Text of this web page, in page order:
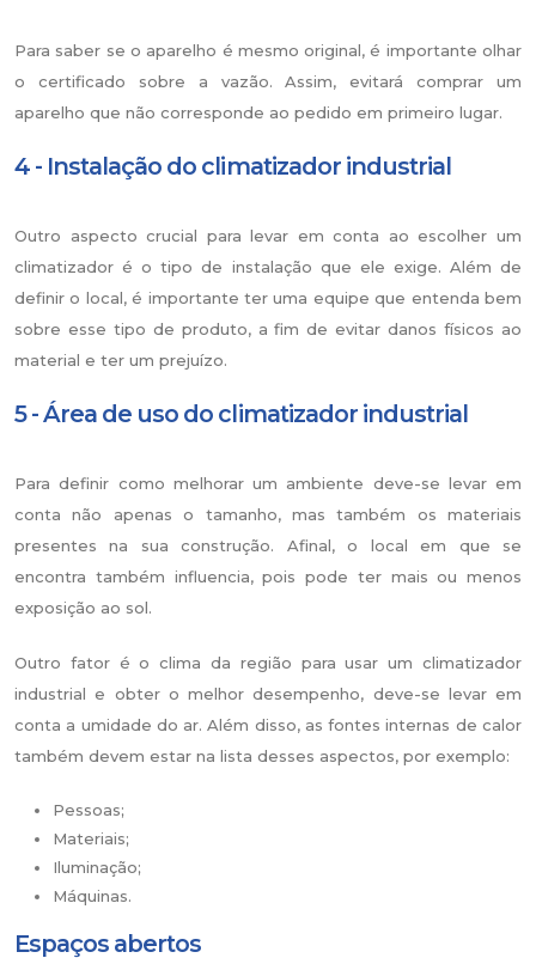
Para saber se o aparelho é mesmo original, é importante olhar
o certificado sobre a vazão. Assim, evitará comprar um
aparelho que não corresponde ao pedido em primeiro lugar.
4 - Instalação do climatizador industrial
Outro aspecto crucial para levar em conta ao escolher um
climatizador é o tipo de instalação que ele exige. Além de
definir o local, é importante ter uma equipe que entenda bem
sobre esse tipo de produto, a fim de evitar danos físicos ao
material e ter um prejuízo.
5 - Área de uso do climatizador industrial
Para definir como melhorar um ambiente deve-se levar em
conta não apenas o tamanho, mas também os materiais
presentes na sua construção. Afinal, o local em que se
encontra também influencia, pois pode ter mais ou menos
exposição ao sol.
Outro fator é o clima da região para usar um climatizador
industrial e obter o melhor desempenho, deve-se levar em
conta a umidade do ar. Além disso, as fontes internas de calor
também devem estar na lista desses aspectos, por exemplo:
Pessoas;
Materiais;
Iluminação;
Máquinas.
Espaços abertos